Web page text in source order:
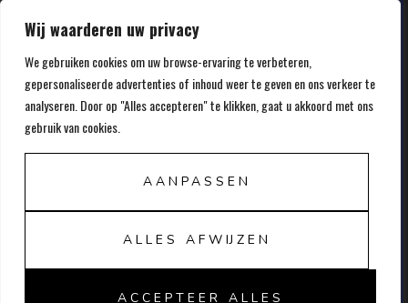
Wij waarderen uw privacy
We gebruiken cookies om uw browse-ervaring te verbeteren,
gepersonaliseerde advertenties of inhoud weer te geven en ons verkeer te
analyseren. Door op "Alles accepteren" te klikken, gaat u akkoord met ons
gebruik van cookies.
AANPASSEN
ALLES AFWIJZEN
ACCEPTEER ALLES
CONTACT
info@smokehouse.nl
020-5857107
ALGEMENE VOORWAARDEN